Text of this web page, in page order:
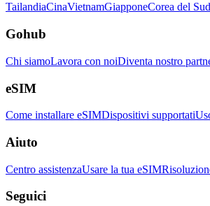
TailandiaCinaVietnamGiapponeCorea del Sud
Gohub
Chi siamoLavora con noiDiventa nostro
eSIM
Come installare eSIMDispositivi supportati
Aiuto
Centro assistenzaUsare la tua eSIM
Seguici